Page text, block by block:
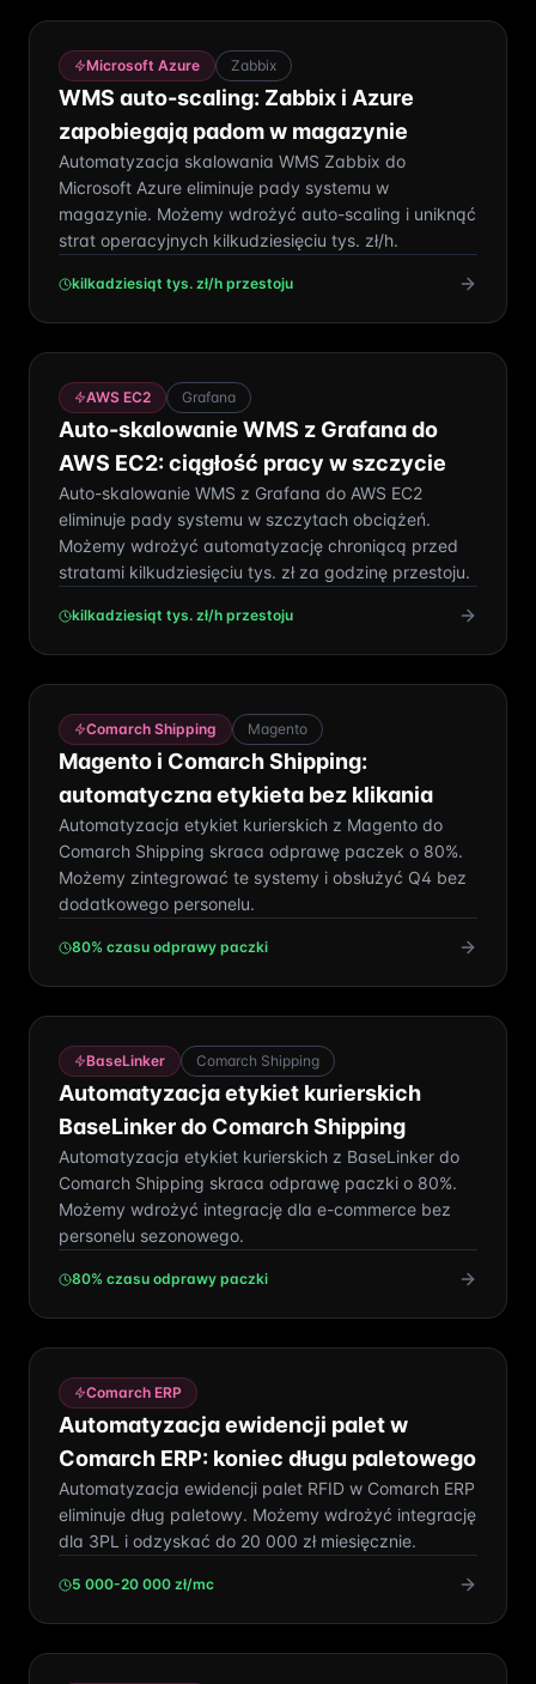
Microsoft Azure Zabbix
WMS auto-scaling: Zabbix i Azure
zapobiegają padom w magazynie
Automatyzacja skalowania WMS Zabbix do
Microsoft Azure eliminuje pady systemu w
magazynie. Możemy wdrożyć auto-scaling i uniknąć
strat operacyjnych kilkudziesięciu tys. zł/h.
kilkadziesiąt tys. zł/h przestoju
AWS EC2 Grafana
Auto-skalowanie WMS z Grafana do
AWS EC2: ciągłość pracy w szczycie
Auto-skalowanie WMS z Grafana do AWS EC2
eliminuje pady systemu w szczytach obciążeń.
Możemy wdrożyć automatyzację chroniącą przed
stratami kilkudziesięciu tys. zł za godzinę przestoju.
kilkadziesiąt tys. zł/h przestoju
Comarch Shipping Magento
Magento i Comarch Shipping:
automatyczna etykieta bez klikania
Automatyzacja etykiet kurierskich z Magento do
Comarch Shipping skraca odprawę paczek o 80%.
Możemy zintegrować te systemy i obsłużyć Q4 bez
dodatkowego personelu.
80% czasu odprawy paczki
BaseLinker Comarch Shipping
Automatyzacja etykiet kurierskich
BaseLinker do Comarch Shipping
Automatyzacja etykiet kurierskich z BaseLinker do
Comarch Shipping skraca odprawę paczki o 80%.
Możemy wdrożyć integrację dla e-commerce bez
personelu sezonowego.
80% czasu odprawy paczki
Comarch ERP
Automatyzacja ewidencji palet w
Comarch ERP: koniec długu paletowego
Automatyzacja ewidencji palet RFID w Comarch ERP
eliminuje dług paletowy. Możemy wdrożyć integrację
dla 3PL i odzyskać do 20 000 zł miesięcznie.
5 000-20 000 zł/mc